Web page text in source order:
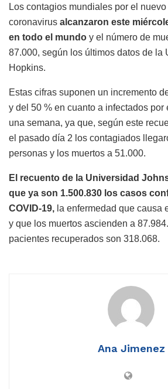
Los contagios mundiales por el nuevo
coronavirus alcanzaron este
en todo el mundo y el número de
87.000, según los últimos datos de la
Hopkins.
Estas cifras suponen un incremento
y del 50 % en cuanto a infectados por
una semana, ya que, según este
el pasado día 2 los contagiados
personas y los muertos a 51.000.
El recuento de la Universidad
que ya son 1.500.830 los casos
COVID-19, la enfermedad que causa
y que los muertos ascienden a
pacientes recuperados son 318.068.
Ana Jimenez